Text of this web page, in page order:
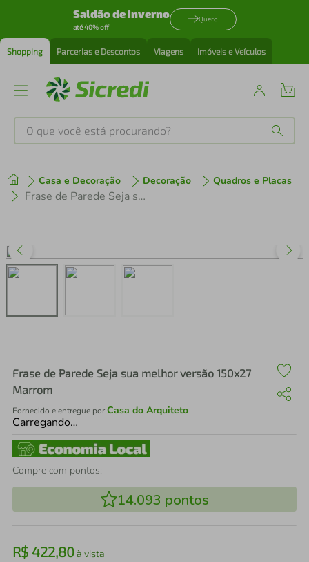
Saldão de inverno
até 40% off
Quero
Shopping Parcerias e Descontos Viagens Imóveis e Veículos
O que você está procurando?
Casa e Decoração Decoração Quadros e Placas
Frase de Parede Seja sua melhor versão 150x27 Marrom
Frase de Parede Seja sua melhor versão 150x27
Marrom
Fornecido e entregue porCasa do Arquiteto
Carregando…
Compre com pontos:
14.093 pontos
R$ 422,80à vista
1º tenis
perfume